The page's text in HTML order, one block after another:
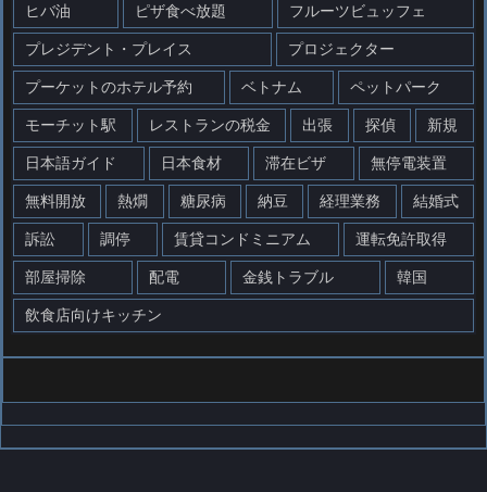
ヒバ油 ピザ食べ放題 フルーツビュッフェ
プレジデント・プレイス プロジェクター
プーケットのホテル予約 ベトナム ペットパーク
モーチット駅 レストランの税金 出張 探偵 新規
日本語ガイド 日本食材 滞在ビザ 無停電装置
無料開放 熱燗 糖尿病 納豆 経理業務 結婚式
訴訟 調停 賃貸コンドミニアム 運転免許取得
部屋掃除 配電 金銭トラブル 韓国
飲食店向けキッチン